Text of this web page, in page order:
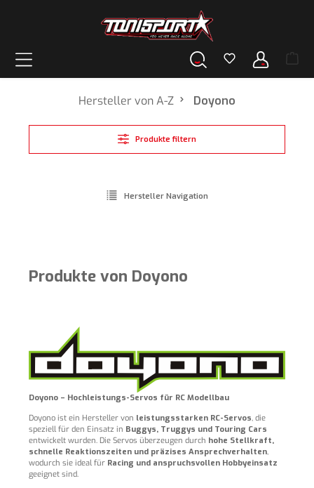
Hersteller von A-Z Doyono
Produkte filtern
Hersteller Navigation
Produkte von Doyono
Doyono – Hochleistungs-Servos für RC Modellbau
Doyono ist ein Hersteller von leistungsstarken RC-Servos, die
speziell für den Einsatz in Buggys, Truggys und Touring Cars
entwickelt wurden. Die Servos überzeugen durch hohe Stellkraft,
schnelle Reaktionszeiten und präzises Ansprechverhalten,
wodurch sie ideal für Racing und anspruchsvollen Hobbyeinsatz
geeignet sind.